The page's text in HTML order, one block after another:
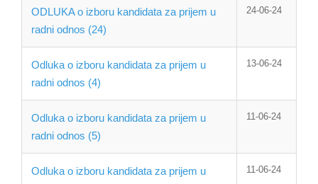
ODLUKA o izboru kandidata za prijem u
radni odnos (24)
24-06-24
Odluka o izboru kandidata za prijem u
radni odnos (4)
13-06-24
Odluka o izboru kandidata za prijem u
radni odnos (5)
11-06-24
Odluka o izboru kandidata za prijem u
11-06-24